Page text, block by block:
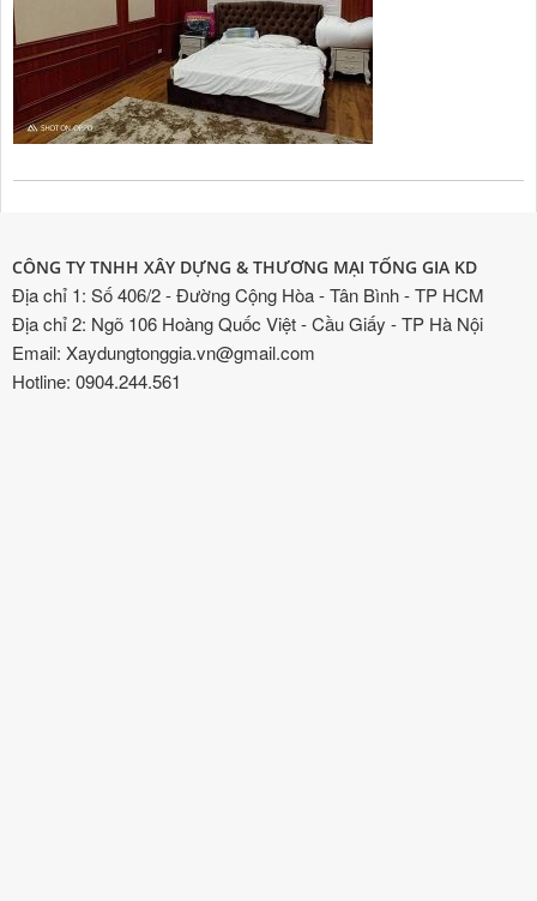
CÔNG TY TNHH XÂY DỰNG & THƯƠNG MẠI TỐNG GIA KD
Địa chỉ 1: Số 406/2 - Đường Cộng Hòa - Tân Bình - TP HCM
Địa chỉ 2: Ngõ 106 Hoàng Quốc Việt - Cầu Giấy - TP Hà Nội
Email: Xaydungtonggia.vn@gmail.com
Hotline: 0904.244.561